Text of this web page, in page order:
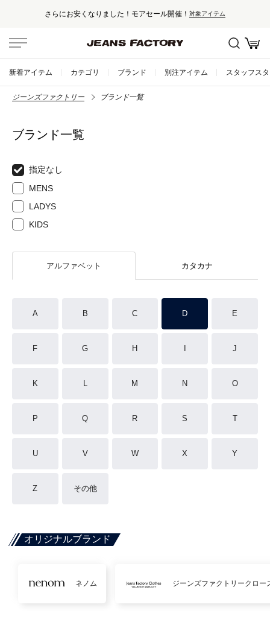
お安くなりました！モアセール開催！ 対象アイテム
新着アイテム カテゴリ ブランド 別注アイテム スタッフス
ジーンズファクトリー ブランド一覧
ブランド一覧
指定なし
MENS
LADYS
KIDS
アルファベット カタカナ
A B C D E
F G H J
K L M N O
P Q R S T
U V W X Y
Z その他
オリジナルブランド
ネノム ジーンズファクトリークロー